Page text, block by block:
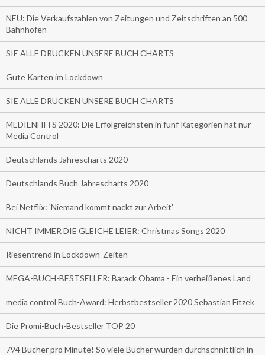
NEU: Die Verkaufszahlen von Zeitungen und Zeitschriften an 500
Bahnhöfen
SIE ALLE DRUCKEN UNSERE BUCH CHARTS
Gute Karten im Lockdown
SIE ALLE DRUCKEN UNSERE BUCH CHARTS
MEDIENHITS 2020: Die Erfolgreichsten in fünf Kategorien hat nur
Media Control
Deutschlands Jahrescharts 2020
Deutschlands Buch Jahrescharts 2020
Bei Netflix: 'Niemand kommt nackt zur Arbeit'
NICHT IMMER DIE GLEICHE LEIER: Christmas Songs 2020
Riesentrend in Lockdown-Zeiten
MEGA-BUCH-BESTSELLER: Barack Obama - Ein verheißenes Land
media control Buch-Award: Herbstbestseller 2020 Sebastian Fitzek
Die Promi-Buch-Bestseller TOP 20
794 Bücher pro Minute! So viele Bücher wurden durchschnittlich in